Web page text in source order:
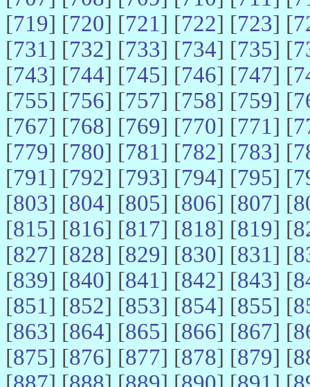
[719] [720] [721] [722] [723] [
[731] [732] [733] [734] [735] [
[743] [744] [745] [746] [747] [
[755] [756] [757] [758] [759] [
[767] [768] [769] [770] [771] [
[779] [780] [781] [782] [783] [
[791] [792] [793] [794] [795] [
[803] [804] [805] [806] [807] [
[815] [816] [817] [818] [819] [
[827] [828] [829] [830] [831] [
[839] [840] [841] [842] [843] [
[851] [852] [853] [854] [855] [
[863] [864] [865] [866] [867] [
[875] [876] [877] [878] [879] [